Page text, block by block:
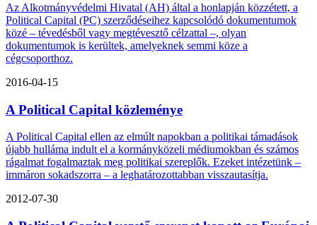
Az Alkotmányvédelmi Hivatal (AH) által a honlapján közzétett, a
Political Capital (PC) szerződéseihez kapcsolódó dokumentumok
közé – tévedésből vagy megtévesztő célzattal –, olyan
dokumentumok is kerültek, amelyeknek semmi köze a
cégcsoporthoz.
2016-04-15
A Political Capital közleménye
A Political Capital ellen az elmúlt napokban a politikai támadások
újabb hulláma indult el a kormányközeli médiumokban és számos
rágalmat fogalmaztak meg politikai szereplők. Ezeket intézetünk –
immáron sokadszorra – a leghatározottabban visszautasítja.
2012-07-30